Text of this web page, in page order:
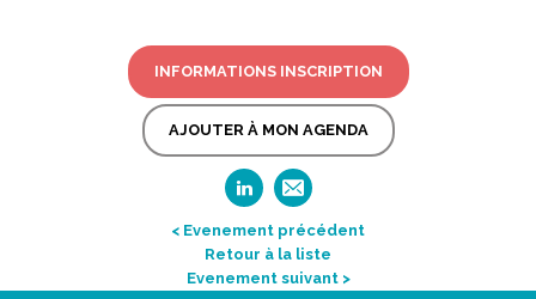
INFORMATIONS INSCRIPTION
AJOUTER À MON AGENDA
< Evenement précédent
Retour à la liste
Evenement suivant >